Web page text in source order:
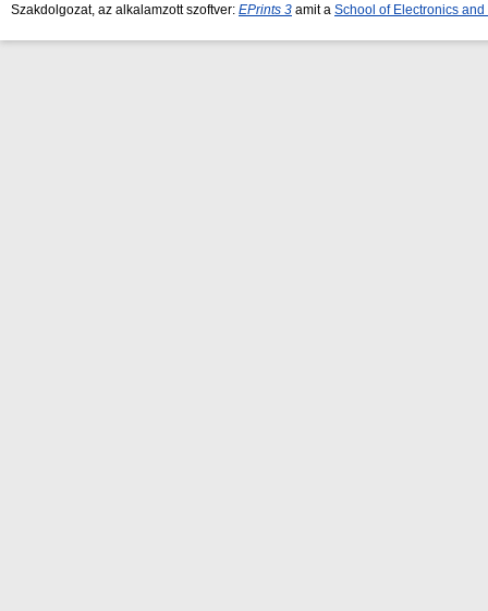
Szakdolgozat, az alkalamzott szoftver: EPrints 3 amit a School of Electronics